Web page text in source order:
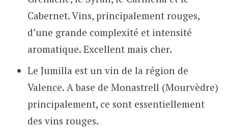
Cabernet. Vins, principalement rouges,
d’une grande complexité et intensité
aromatique. Excellent mais cher.
Le Jumilla est un vin de la région de
Valence. A base de Monastrell (Mourvèdre)
principalement, ce sont essentiellement
des vins rouges.